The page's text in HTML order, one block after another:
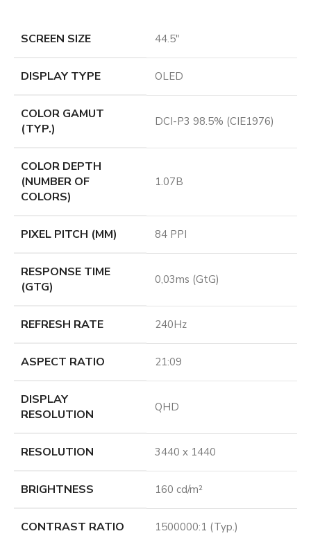
SCREEN SIZE 44.5″
DISPLAY TYPE OLED
COLOR GAMUT
(TYP.)
DCI-P3 98.5% (CIE1976)
COLOR DEPTH
(NUMBER OF
COLORS)
1.07B
PIXEL PITCH (MM) 84 PPI
RESPONSE TIME
(GTG)
0,03ms (GtG)
REFRESH RATE 240Hz
ASPECT RATIO 21:09
DISPLAY
RESOLUTION
QHD
RESOLUTION 3440 x 1440
BRIGHTNESS 160 cd/m²
CONTRAST RATIO 1500000:1 (Typ.)